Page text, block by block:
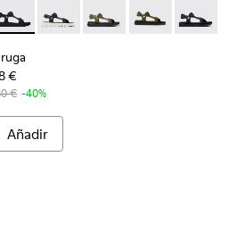
- K100416-005 - Sandalia en
Oruga - K100416-023
Oruga - K100416-022
Oruga - K100416-
Oruga -
€
€ -40%
Añadir